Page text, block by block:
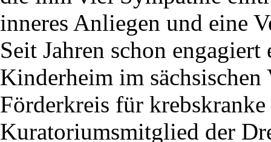
inneres Anliegen und eine
Seit Jahren schon
Kinderheim im
Förderkreis für
Kuratoriumsmitglied der